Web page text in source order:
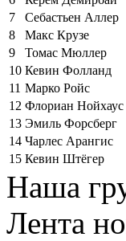
7
Себастьен Аллер
8
Макс Крузе
9
Томас Мюллер
10 Кевин Фолланд
11 Марко Ройс
12 Флориан Нойхаус
13 Эмиль Форсберг
14 Чарлес Арангис
15 Кевин Штёгер
Наша
Лента